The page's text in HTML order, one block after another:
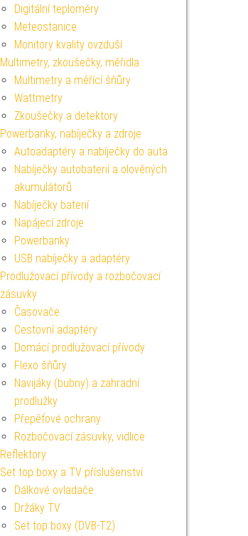
Digitální teploměry
Meteostanice
Monitory kvality ovzduší
Multimetry, zkoušečky, měřidla
Multimetry a měřící šňůry
Wattmetry
Zkoušečky a detektory
Powerbanky, nabíječky a zdroje
Autoadaptéry a nabíječky do auta
Nabíječky autobaterií a olověných
akumulátorů
Nabíječky baterií
Napájecí zdroje
Powerbanky
USB nabíječky a adaptéry
Prodlužovací přívody a rozbočovací
zásuvky
Časovače
Cestovní adaptéry
Domácí prodlužovací přívody
Flexo šňůry
Navijáky (bubny) a zahradní
prodlužky
Přepěťové ochrany
Rozbočovací zásuvky, vidlice
Reflektory
Set top boxy a TV příslušenství
Dálkové ovladače
Držáky TV
Set top boxy (DVB-T2)